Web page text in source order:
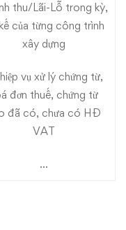
thu/Lãi-Lỗ trong kỳ,
của từng công trình
xây dựng
vụ xử lý chứng từ,
đơn thuế, chứng từ
đã có, chưa có HĐ
VAT
…